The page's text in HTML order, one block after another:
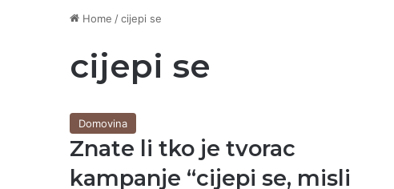
Home /cijepi se
cijepi se
Domovina
Znate li tko je tvorac
kampanje “cijepi se, misli